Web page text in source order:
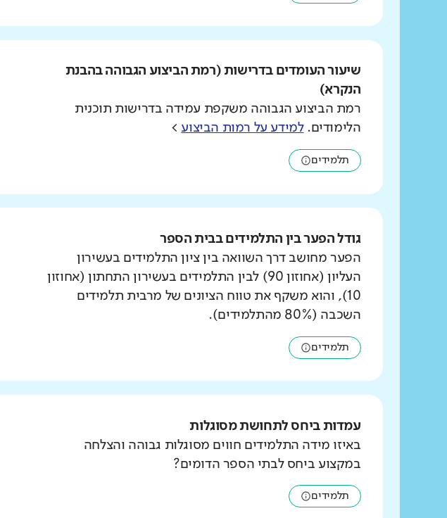
שיעור העומדים בדרישות (רמת הביצוע הגבוהה בהבנת
הנקרא)
רמת הביצוע הגבוהה משקפת עמידה בדרישות תוכנית
הלימודים.למידע על רמות הביצוע >
תלמידים
גודל הפער בין התלמידים בבית הספר
הפער מחושב דרך השוואה בין ציון התלמידים בעשירון
העליון (אחוזון 90) לבין התלמידים בעשירון התחתון (אחוזון
10), והוא משקף את טווח הציונים של מרבית תלמידים
השכבה (80% מהתלמידים).
תלמידים
עמדות ביחס לתחושת מסוגלות
באיזו מידה התלמידים חווים מסוגלות גבוהה והצלחה
במקצוע ביחס לבתי הספר הדומים?
תלמידים